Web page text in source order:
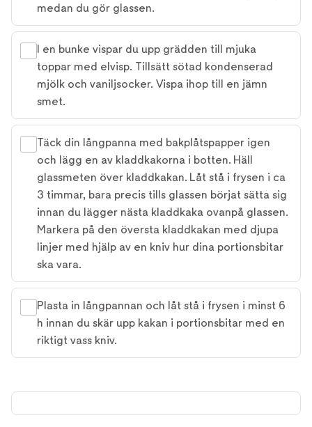
medan du gör glassen.
I en bunke vispar du upp grädden till mjuka
toppar med elvisp. Tillsätt sötad kondenserad
mjölk och vaniljsocker. Vispa ihop till en jämn
smet.
Täck din långpanna med bakplåtspapper igen
och lägg en av kladdkakorna i botten. Häll
glassmeten över kladdkakan. Låt stå i frysen i ca
3 timmar, bara precis tills glassen börjat sätta sig
innan du lägger nästa kladdkaka ovanpå glassen.
Markera på den översta kladdkakan med djupa
linjer med hjälp av en kniv hur dina portionsbitar
ska vara.
Plasta in långpannan och låt stå i frysen i minst 6
h innan du skär upp kakan i portionsbitar med en
riktigt vass kniv.